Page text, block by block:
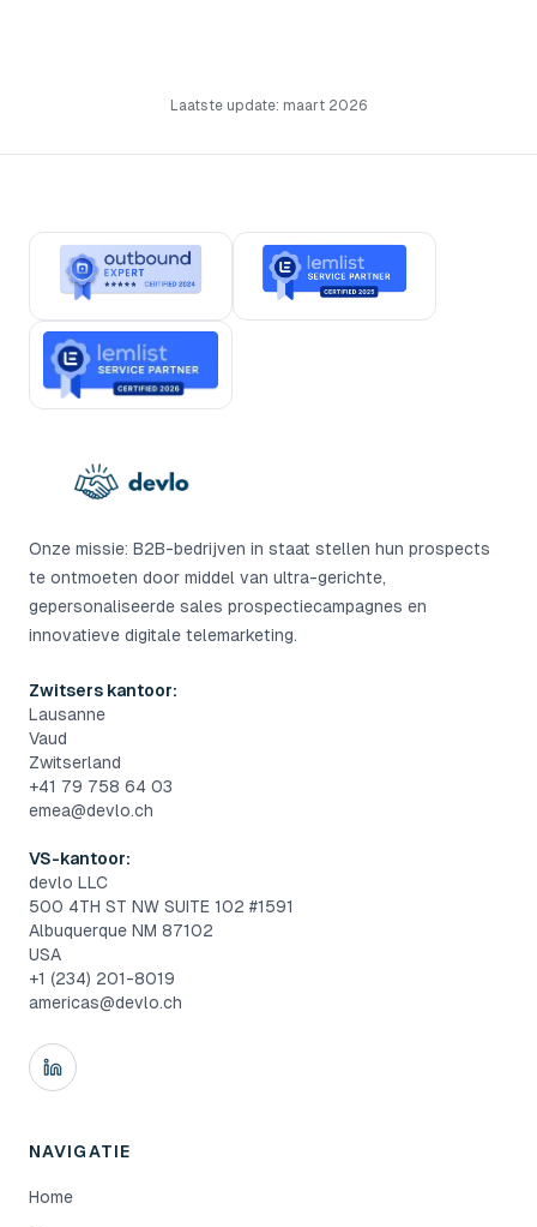
Laatste update: maart 2026
Onze missie: B2B-bedrijven in staat stellen hun prospects
te ontmoeten door middel van ultra-gerichte,
gepersonaliseerde sales prospectiecampagnes en
innovatieve digitale telemarketing.
Zwitsers kantoor:
Lausanne
Vaud
Zwitserland
+41 79 758 64 03
emea@devlo.ch
VS-kantoor:
devlo LLC
500 4TH ST NW SUITE 102 #1591
Albuquerque NM 87102
USA
+1 (234) 201-8019
americas@devlo.ch
NAVIGATIE
Home